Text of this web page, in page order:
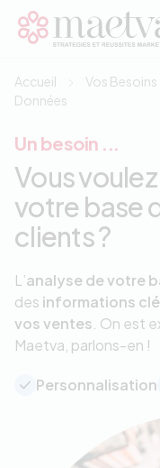
Aller au contenu principal
Accueil Vos Besoins
Données
Un besoin ...
Vous
votre base
clients ?
L’analyse de votre
des informations
vos ventes . On est
Maetva, parlons-en !
Personnalisation